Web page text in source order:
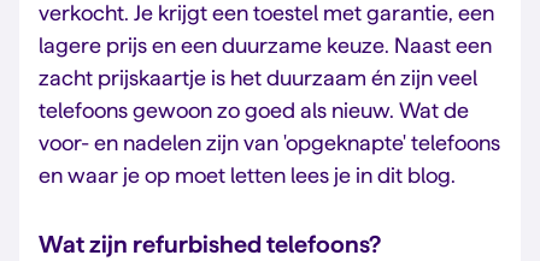
verkocht. Je krijgt een toestel met garantie, een
lagere prijs en een duurzame keuze. Naast een
zacht prijskaartje is het duurzaam én zijn veel
telefoons gewoon zo goed als nieuw. Wat de
voor- en nadelen zijn van 'opgeknapte' telefoons
en waar je op moet letten lees je in dit blog.
Wat zijn refurbished telefoons?